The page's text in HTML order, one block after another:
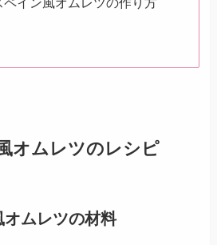
オムレツのレシピ
ムレツの材料